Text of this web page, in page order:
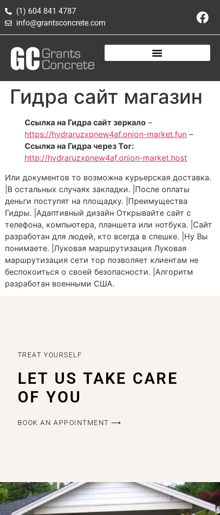
(1) 604 841 4787
info@grantsconcrete.com
Гидра сайт магазин
Ссылка на Гидра сайт зеркало –
https://hydraruzxpnew4af.onion-market.fun –
Ссылка на Гидра через Tor:
http://hydraruzxpnew4af.onion-market.host
Или документов то возможна курьерская доставка.
|В остальных случаях закладки. |После оплаты
деньги поступят на площадку. |Преимущества
Гидры. |Адаптивный дизайн Открывайте сайт с
телефона, компьютера, планшета или нотбука. |Сайт
разработан для людей, кто всегда в спешке. |Ну Вы
понимаете. |Луковая маршрутизация Луковая
маршрутизация сети тор позволяет клиентам не
беспокоиться о своей безопасности. |Алгоритм
разработан военными США.
TREAT YOURSELF
LET US TAKE CARE
OF YOU
BOOK AN APPOINTMENT ⟶